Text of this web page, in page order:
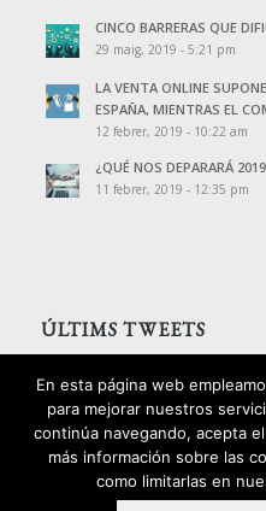
CINCO BARRERAS QUE
29 maig, 2019 - 5:21 pm
LA VENTA ONLINE
ESPAÑA, MIENTRAS EL
12 febrer, 2019 - 10:22 am
¿QUÉ NOS DEPARARÁ
11 febrer, 2019 - 12:35 pm
ÚLTIMS TWEETS
Tweets de @PalomoAssessors
2016 © Copyright - Palomo
En esta página web
para mejorar nuestros
continúa navegando, acepta
más información sobre las
como limitarlas en